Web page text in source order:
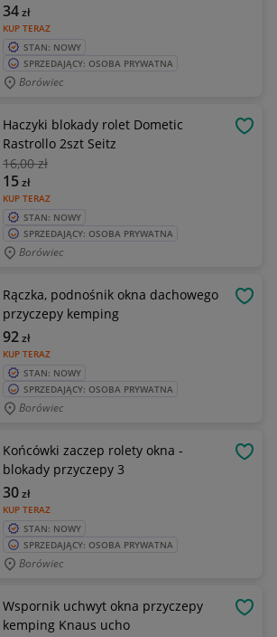
KUP TERAZ
34zł
STAN: NOWY
SPRZEDAJĄCY: OSOBA PRYWATNA
Borówiec
Haczyki blokady rolet Dometic
Rastrollo 2szt Seitz
16,00 zł
KUP TERAZ
15zł
STAN: NOWY
SPRZEDAJĄCY: OSOBA PRYWATNA
Borówiec
Rączka, podnośnik okna dachowego
przyczepy kemping
KUP TERAZ
92zł
STAN: NOWY
SPRZEDAJĄCY: OSOBA PRYWATNA
Borówiec
Końcówki zaczep rolety okna -
blokady przyczepy 3
KUP TERAZ
30zł
STAN: NOWY
SPRZEDAJĄCY: OSOBA PRYWATNA
Borówiec
Wspornik uchwyt okna przyczepy
kemping Knaus ucho